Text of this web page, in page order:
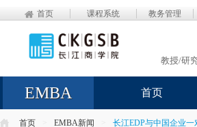
首页 课程系统 教务管理
教授/研
EMBA 首页
首页 EMBA新闻 长江EDP与中国企业一